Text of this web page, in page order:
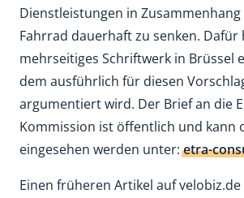
Dienstleistungen in
Fahrrad dauerhaft zu senken. Dafür
mehrseitiges Schriftwerk in Brüssel
dem ausführlich für diesen
argumentiert wird. Der Brief an die
Kommission ist öffentlich und kann
eingesehen werden unter:etra-
Einen früheren Artikel auf velobiz.de